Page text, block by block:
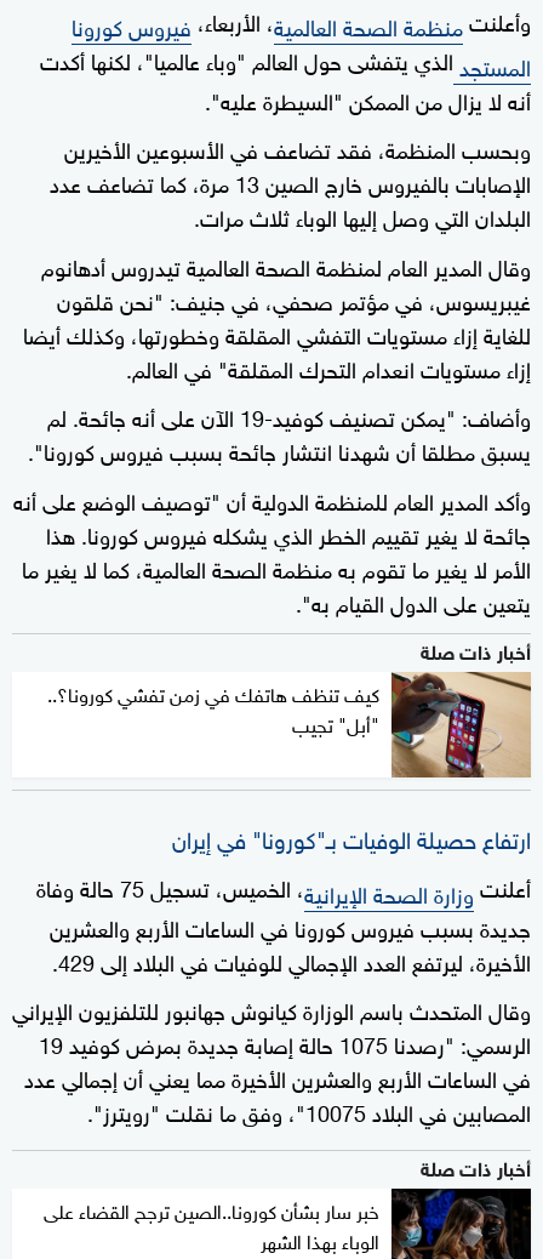
وأعلنتمنظمة الصحة العالمية، الأربعاء، فيروس كورونا
المستجدالذي يتفشى حول العالم "وباء عالميا"، لكنها أكدت
أنه لا يزال من الممكن "السيطرة عليه".
وبحسب المنظمة، فقد تضاعف في الأسبوعين الأخيرين
الإصابات بالفيروس خارج الصين 13 مرة، كما تضاعف عدد
البلدان التي وصل إليها الوباء ثلاث مرات.
وقال المدير العام لمنظمة الصحة العالمية تيدروس أدهانوم
غيبريسوس، في مؤتمر صحفي، في جنيف: "نحن قلقون
للغاية إزاء مستويات التفشي المقلقة وخطورتها، وكذلك أيضا
إزاء مستويات انعدام التحرك المقلقة" في العالم.
وأضاف: "يمكن تصنيف كوفيد-19 الآن على أنه جائحة. لم
يسبق مطلقا أن شهدنا انتشار جائحة بسبب فيروس كورونا".
وأكد المدير العام للمنظمة الدولية أن "توصيف الوضع على أنه
جائحة لا يغير تقييم الخطر الذي يشكله فيروس كورونا. هذا
الأمر لا يغير ما تقوم به منظمة الصحة العالمية، كما لا يغير ما
يتعين على الدول القيام به".
أخبار ذات صلة
كيف تنظف هاتفك في زمن تفشي كورونا؟..
"أبل" تجيب
ارتفاع حصيلة الوفيات بـ"كورونا" في إيران
أعلنتوزارة الصحة الإيرانية
، الخميس، تسجيل 75 حالة وفاة
جديدة بسبب فيروس كورونا في الساعات الأربع والعشرين
الأخيرة، ليرتفع العدد الإجمالي للوفيات في البلاد إلى 429.
وقال المتحدث باسم الوزارة كيانوش جهانبور للتلفزيون الإيراني
الرسمي: "رصدنا 1075 حالة إصابة جديدة بمرض كوفيد 19
في الساعات الأربع والعشرين الأخيرة مما يعني أن إجمالي عدد
المصابين في البلاد 10075"، وفق ما نقلت "رويترز".
أخبار ذات صلة
خبر سار بشأن كورونا..الصين ترجح القضاء على
الوباء بهذا الشهر